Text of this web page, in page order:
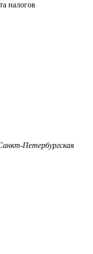
налогов
Петербургская